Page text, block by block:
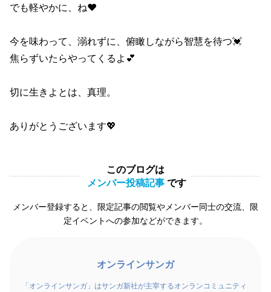
でも軽やかに、ね❤️
今を味わって、溺れずに、俯瞰しながら智慧を待つ💓
焦らずいたらやってくるよ💕
切に生きよとは、真理。
ありがとうございます💖
このブログは
メンバー投稿記事 です
メンバー登録すると、限定記事の閲覧やメンバー同士の交流、限
定イベントへの参加などができます。
オンラインサンガ
「オンラインサンガ」はサンガ新社が主宰するオンランコミュニティ